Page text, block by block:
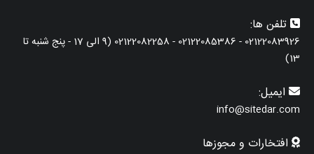
تلفن ها:
02122083926 - 02122085386 - 02122082258 (9 الی 17 - پنج شنبه تا
13)
ایمیل:
info@sitedar.com
افتخارات و مجوزها